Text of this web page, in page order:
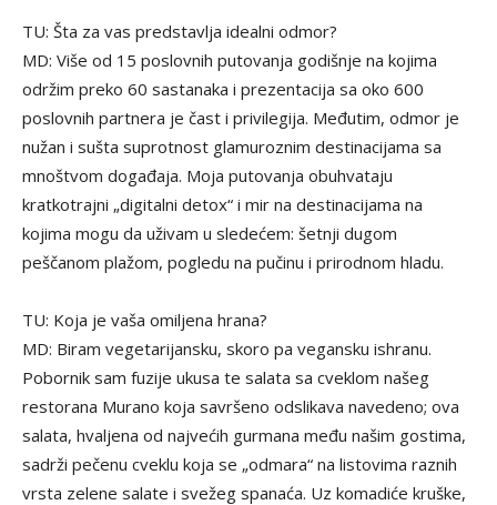
TU: Šta za vas predstavlja idealni odmor?
MD: Više od 15 poslovnih putovanja godišnje na kojima
održim preko 60 sastanaka i prezentacija sa oko 600
poslovnih partnera je čast i privilegija. Međutim, odmor je
nužan i sušta suprotnost glamuroznim destinacijama sa
mnoštvom događaja. Moja putovanja obuhvataju
kratkotrajni „digitalni detox“ i mir na destinacijama na
kojima mogu da uživam u sledećem: šetnji dugom
peščanom plažom, pogledu na pučinu i prirodnom hladu.
TU: Koja je vaša omiljena hrana?
MD: Biram vegetarijansku, skoro pa vegansku ishranu.
Pobornik sam fuzije ukusa te salata sa cveklom našeg
restorana Murano koja savršeno odslikava navedeno; ova
salata, hvaljena od najvećih gurmana među našim gostima,
sadrži pečenu cveklu koja se „odmara“ na listovima raznih
vrsta zelene salate i svežeg spanaća. Uz komadiće kruške,